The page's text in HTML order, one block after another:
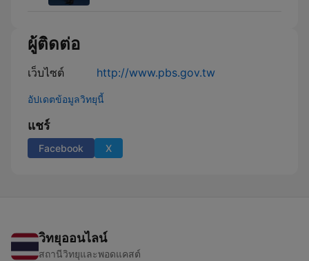
ผู้ติดต่อ
เว็บไซต์ http://www.pbs.gov.tw
อัปเดตข้อมูลวิทยุนี้
แชร์
Facebook X
วิทยุออนไลน์
สถานีวิทยุและพอดแคสต์